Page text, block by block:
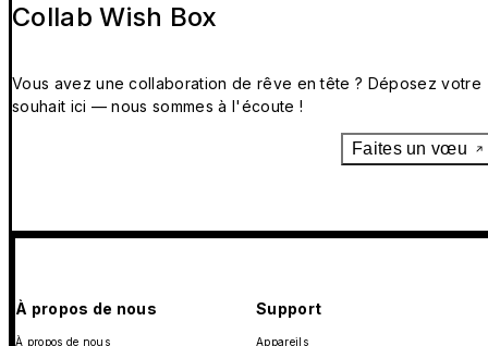
Collab Wish Box
Vous avez une collaboration de rêve en tête ? Déposez votre
souhait ici — nous sommes à l'écoute !
Faites un vœu
À propos de nous
À propos de nous
Support
Appareils